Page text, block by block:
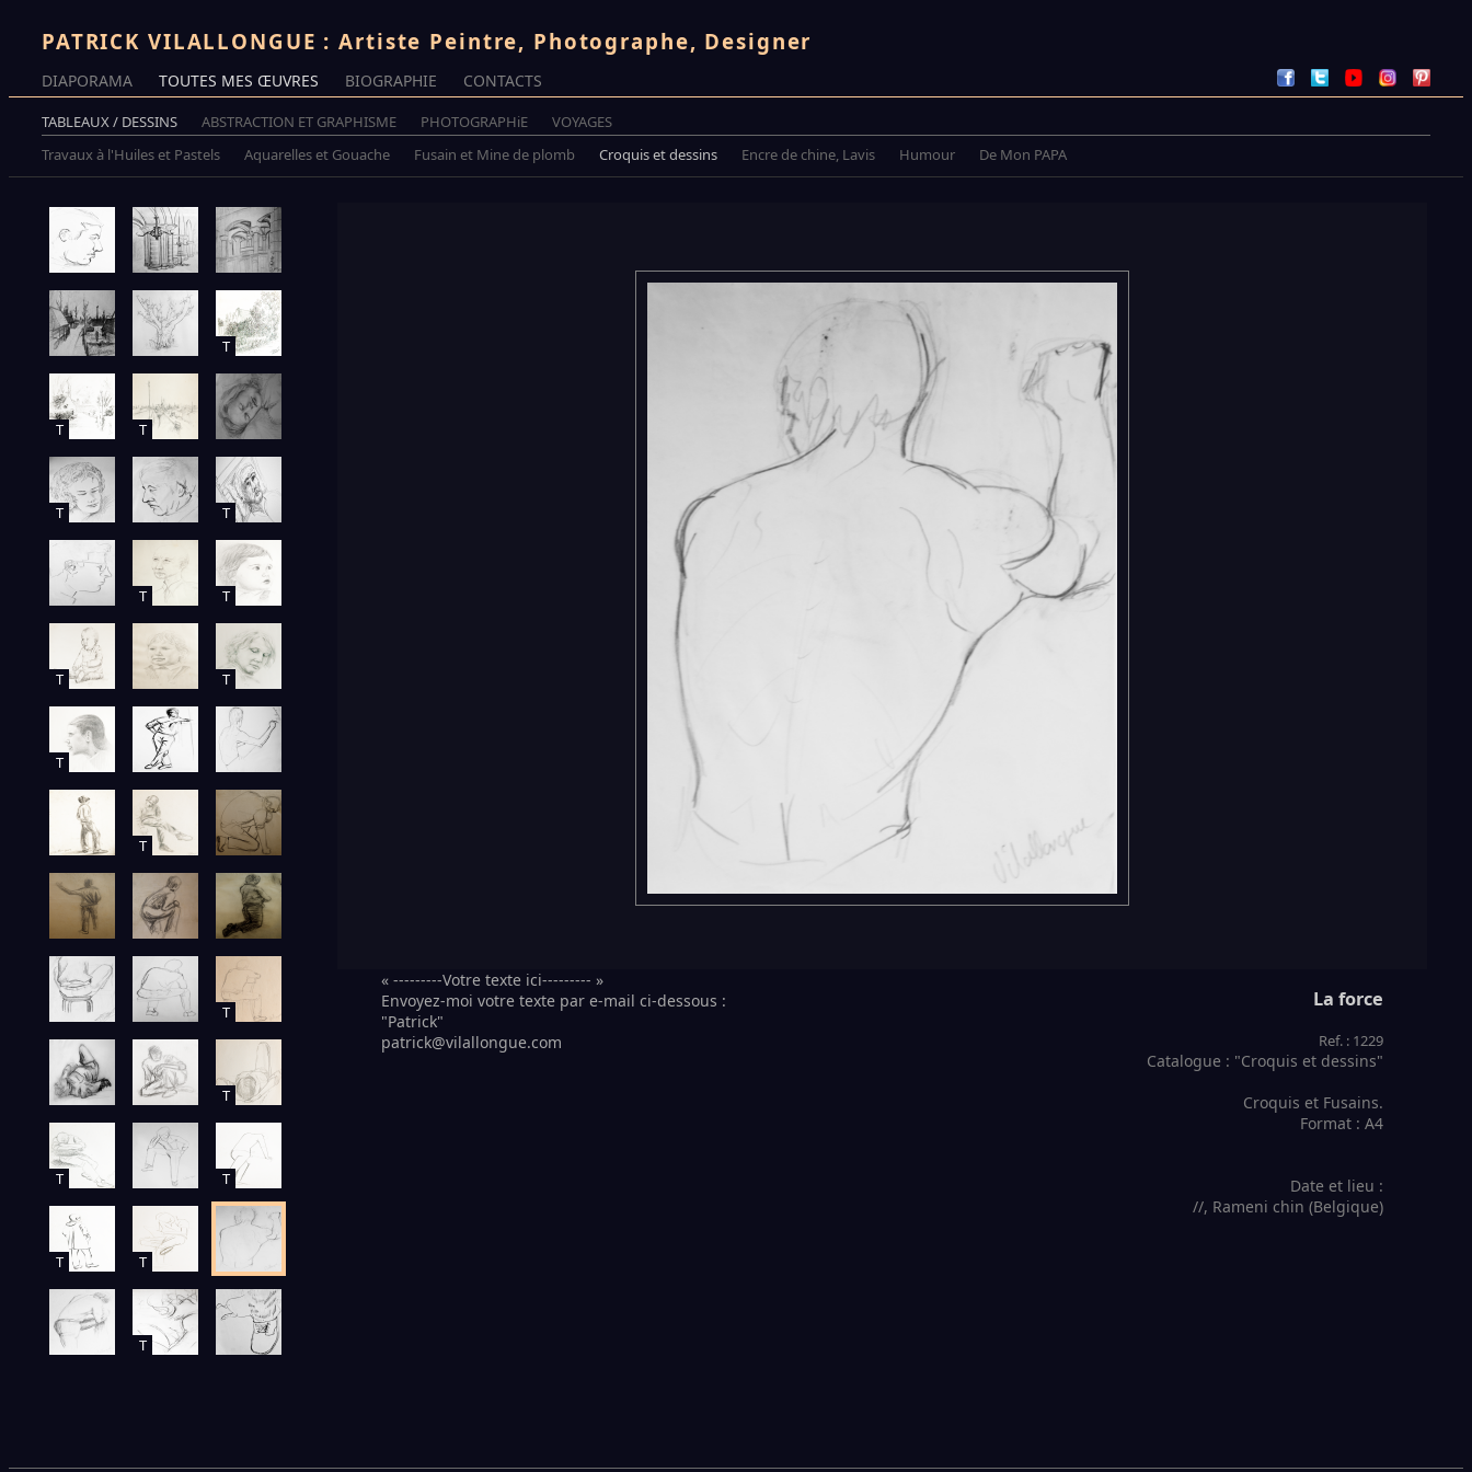
PATRICK VILALLONGUE : Artiste Peintre, Photographe, Designer
DIAPORAMA TOUTES MES ŒUVRES BIOGRAPHIE CONTACTS
TABLEAUX / DESSINS ABSTRACTION ET GRAPHISME PHOTOGRAPHiE
VOYAGES
Travaux à l'Huiles et Pastels
Aquarelles et Gouache Fusain et Mine de plomb Croquis et dessins Encre de chine, Lavis Humour De Mon PAPA
T
T T
T T
T T
T T
T
T
T
T
T T
T T
T
« ---------Votre texte ici--------- »
Envoyez-moi votre texte par e-mail ci-dessous :
"Patrick"
patrick@vilallongue.com
La force
Ref. : 1229
Catalogue : "Croquis et dessins"
Croquis et Fusains.
Format : A4
Date et lieu :
//, Rameni chin (Belgique)